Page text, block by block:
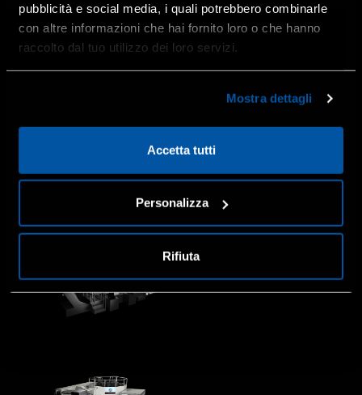
pubblicità e social media, i quali potrebbero combinarle
con altre informazioni che hai fornito loro o che hanno
raccolto dal tuo utilizzo dei loro servizi.
Mostra dettagli
Accetta tutti
Personalizza
Rifiuta
Technomat H‑16/55
DM2 H‑9/12
DM2 H‑12/18